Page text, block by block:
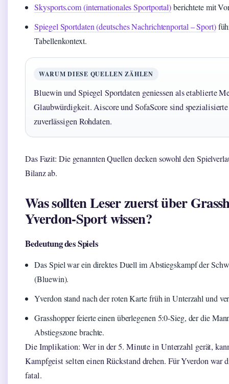
Skysports.com (internationales Sportportal)berichtete mit
Spiegel Sportdaten (deutsches Nachrichtenportal – Sport)
Tabellenkontext.
WARUM DIESE QUELLEN ZÄHLEN
Bluewin und Spiegel Sportdaten geniessen als etablierte
Glaubwürdigkeit. Aiscore und SofaScore sind
zuverlässigen Rohdaten.
Das Fazit: Die genannten Quellen decken sowohl den
Bilanz ab.
Was sollten Leser zuerst über
Yverdon-Sport wissen?
Bedeutung des Spiels
Das Spiel war ein direktes Duell im Abstiegskampf der
(Bluewin).
Yverdon stand nach der roten Karte früh in Unterzahl und
Grasshopper feierte einen überlegenen 5:0-Sieg, der die
Abstiegszone brachte.
Die Implikation: Wer in der 5. Minute in Unterzahl gerät,
Kampfgeist selten einen Rückstand drehen. Für Yverdon war
fatal.